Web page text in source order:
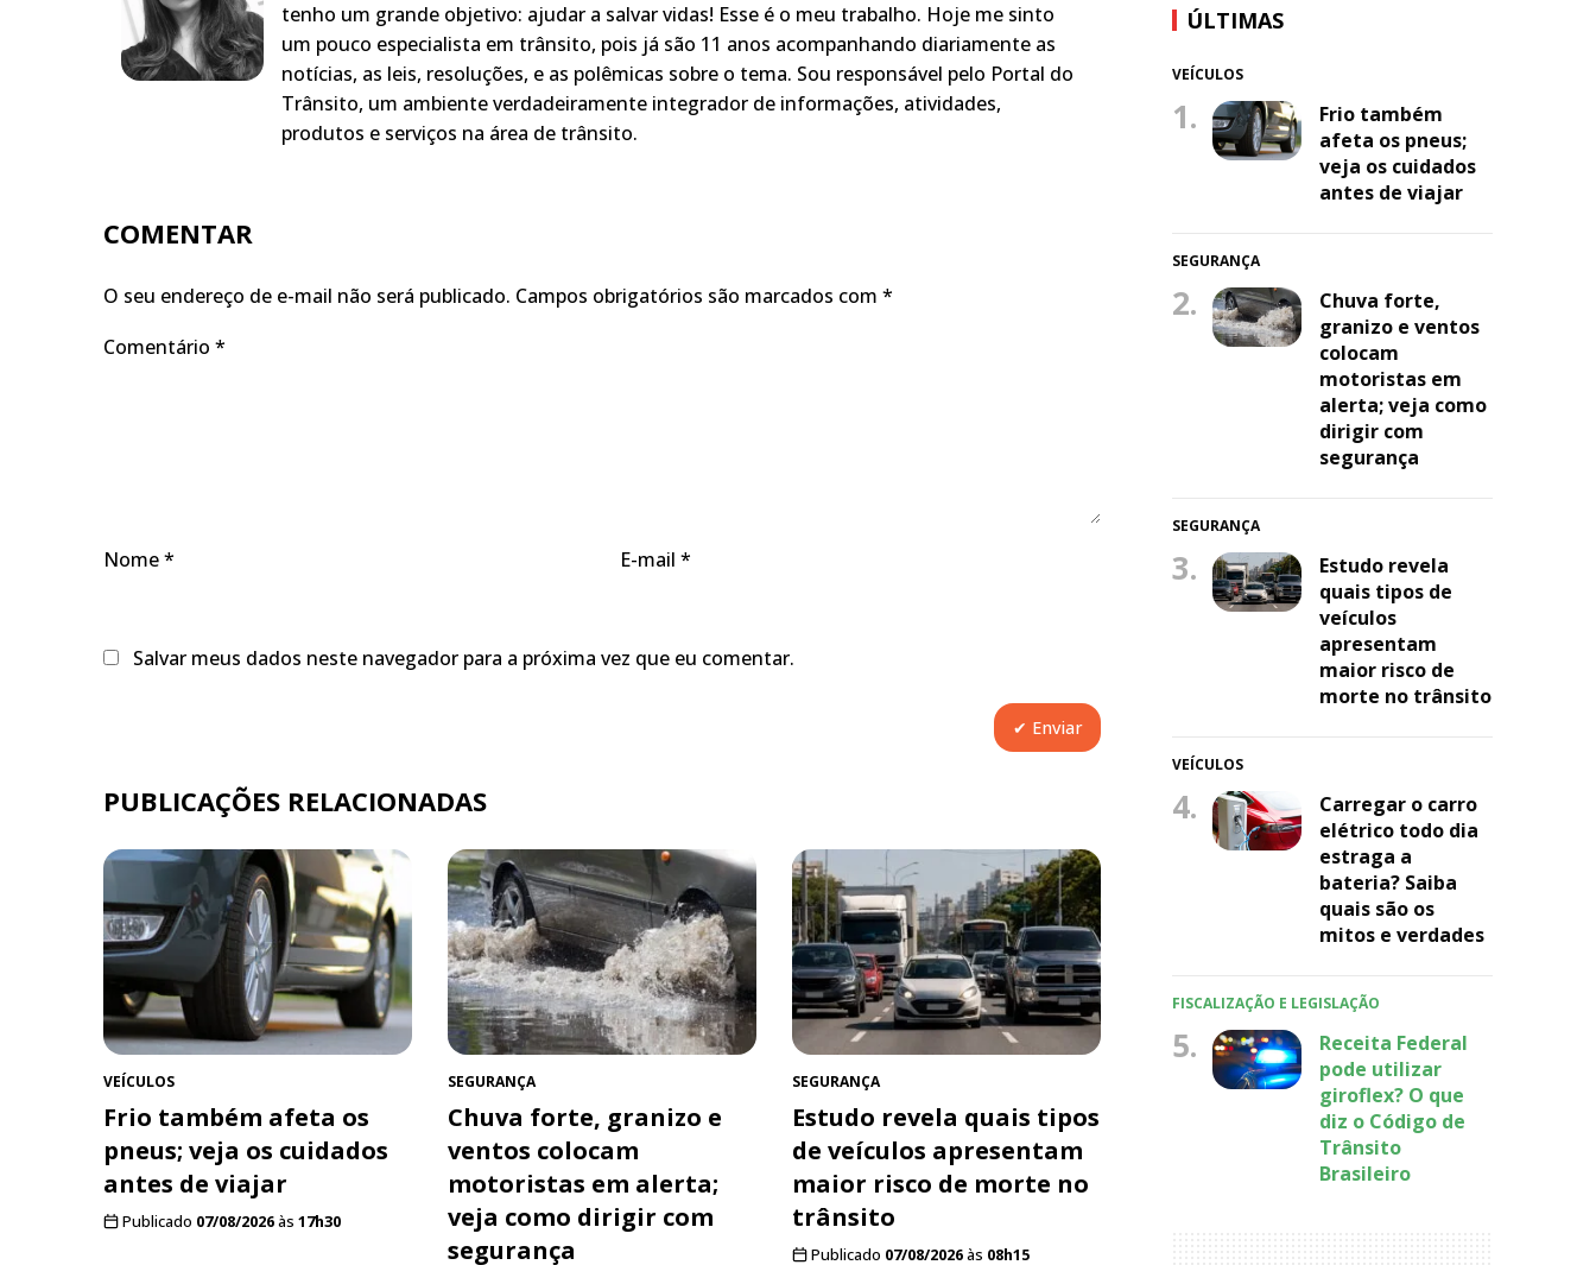
tenho um grande objetivo: ajudar a salvar vidas! Esse é o meu trabalho. Hoje me sinto
um pouco especialista em trânsito, pois já são 11 anos acompanhando diariamente as
notícias, as leis, resoluções, e as polêmicas sobre o tema. Sou responsável pelo Portal do
Trânsito, um ambiente verdadeiramente integrador de informações, atividades,
produtos e serviços na área de trânsito.
COMENTAR
O seu endereço de e-mail não será publicado. Campos obrigatórios são marcados com *
Comentário *
Nome* E-mail *
Salvar meus dados neste navegador para a próxima vez que eu comentar.
PUBLICAÇÕES RELACIONADAS
VEÍCULOS
Frio também afeta os
pneus; veja os cuidados
antes de viajar
Publicado 07/08/2026às 17h30
SEGURANÇA
Chuva forte, granizo e
ventos colocam
motoristas em alerta;
veja como dirigir com
segurança
SEGURANÇA
Estudo revela quais tipos
de veículos apresentam
maior risco de morte no
trânsito
Publicado 07/08/2026às 08h15
ÚLTIMAS
VEÍCULOS
1.
Frio também
afeta os pneus;
veja os cuidados
antes de viajar
SEGURANÇA
2.
Chuva forte,
granizo e ventos
colocam
motoristas em
alerta; veja como
dirigir com
segurança
SEGURANÇA
3.
Estudo revela
quais tipos de
veículos
apresentam
maior risco de
morte no trânsito
VEÍCULOS
4.
Carregar o carro
elétrico todo dia
estraga a
bateria? Saiba
quais são os
mitos e verdades
FISCALIZAÇÃO E LEGISLAÇÃO
5.
Receita Federal
pode utilizar
giroflex? O que
diz o Código de
Trânsito
Brasileiro